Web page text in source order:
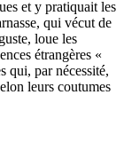
et y pratiquait les
qui vécut de
loue les
étrangères «
qui, par nécessité,
leurs coutumes